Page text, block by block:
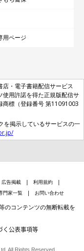
用ページ
店・電子書籍配信サービス
用許諾を得た正規版配信サ
商標（登録番号 第11091003
を掲示しているサービスの一
広告掲載
利用規約
門家一覧 お問い合わせ
のコンテンツの無断転載を
く公表事項等
All Rights Reserved.